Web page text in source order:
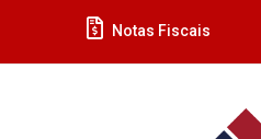
Notas Fiscais